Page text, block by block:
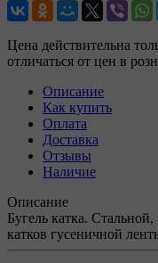
Цена действительна
отличаться от цен в
Описание
Как купить
Оплата
Доставка
Отзывы
Наличие
Описание
Бугель катка.
катков гусеничной